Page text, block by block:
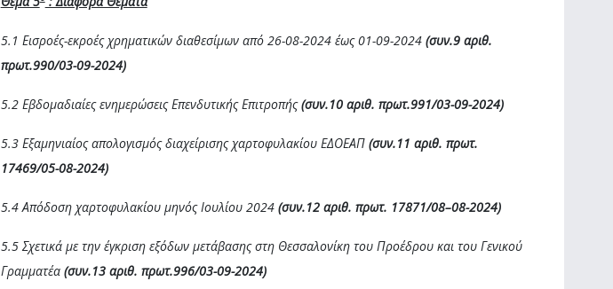
5.1 Εισροές-εκροές χρηματικών διαθεσίμων από 26-08-2024 έως 01-09-2024 (συν.9 αριθ.
πρωτ.990/03-09-2024)
5.2 Εβδομαδιαίες ενημερώσεις Επενδυτικής Επιτροπής(συν.10 αριθ. πρωτ.991/03-09-2024)
5.3 Εξαμηνιαίος απολογισμός διαχείρισης χαρτοφυλακίου ΕΔΟΕΑΠ(συν.11 αριθ. πρωτ.
17469/05-08-2024)
5.4 Απόδοση χαρτοφυλακίου μηνός Ιουλίου 2024 (συν.12 αριθ. πρωτ. 17871/08–08-2024)
5.5 Σχετικά με την έγκριση εξόδων μετάβασης στη Θεσσαλονίκη του Προέδρου και του Γενικού
Γραμματέα (συν.13 αριθ. πρωτ.996/03-09-2024)